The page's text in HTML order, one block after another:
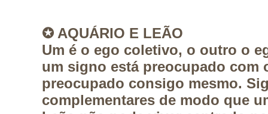
✪ AQUÁRIO E LEÃO
Um é o ego coletivo, o outro o
um signo está preocupado com
preocupado consigo mesmo.
complementares de modo que